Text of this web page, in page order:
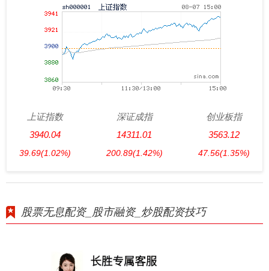
上证指数
3940.04
39.69(1.02%)
深证成指
14311.01
200.89(1.42%)
创业板指
3563.12
47.56(1.35%)
股票无息配资_股市融资_炒股配资技巧